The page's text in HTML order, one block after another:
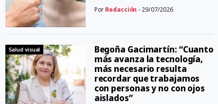
Por Redacción - 29/07/2026
Salud visual
Begoña Gacimartín: “Cuanto
más avanza la tecnología,
más necesario resulta
recordar que trabajamos
con personas y no con ojos
aislados”